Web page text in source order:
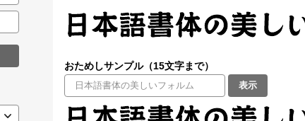
おためしサンプル（15文字まで）
表示